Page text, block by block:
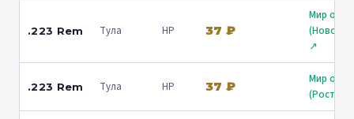
.223 Rem Тула HP 37 ₽
Мир
↗
.223 Rem Тула HP 37 ₽
Мир